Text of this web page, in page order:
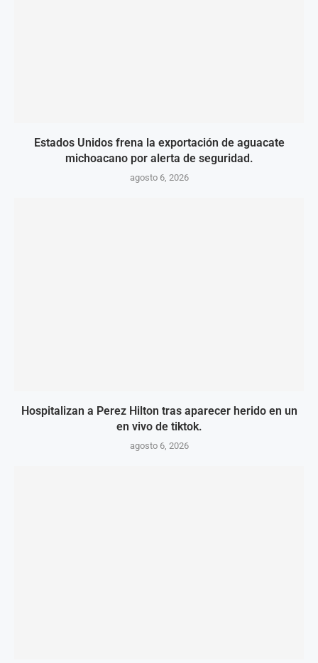
Estados Unidos frena la exportación de aguacate
michoacano por alerta de seguridad.
agosto 6, 2026
Hospitalizan a Perez Hilton tras aparecer herido en un
en vivo de tiktok.
agosto 6, 2026